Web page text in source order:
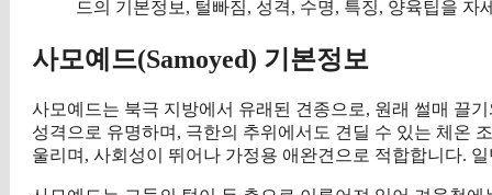
드의 기본정보, 털빠짐, 성격, 수명, 특징, 양육팁을 자
사모예드(Samoyed) 기본정보
사모예드는 북극 지방에서 유래된 견종으로, 원래 썰매 끌
성격으로 유명하며, 극한의 추위에서도 견딜 수 있는 체온
울리며, 사회성이 뛰어나 가정용 애완견으로 적합합니다.